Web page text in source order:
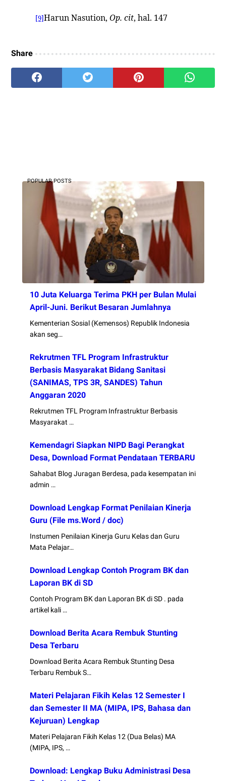
[9]Harun Nasution, Op. cit, hal. 147
Share
POPULAR POSTS
10 Juta Keluarga Terima PKH per Bulan Mulai
April-Juni. Berikut Besaran Jumlahnya
Kementerian Sosial (Kemensos) Republik Indonesia
akan seg…
Rekrutmen TFL Program Infrastruktur
Berbasis Masyarakat Bidang Sanitasi
(SANIMAS, TPS 3R, SANDES) Tahun
Anggaran 2020
Rekrutmen TFL Program Infrastruktur Berbasis
Masyarakat …
Kemendagri Siapkan NIPD Bagi Perangkat
Desa, Download Format Pendataan TERBARU
Sahabat Blog Juragan Berdesa, pada kesempatan ini
admin …
Download Lengkap Format Penilaian Kinerja
Guru (File ms.Word / doc)
Instumen Penilaian Kinerja Guru Kelas dan Guru
Mata Pelajar…
Download Lengkap Contoh Program BK dan
Laporan BK di SD
Contoh Program BK dan Laporan BK di SD . pada
artikel kali …
Download Berita Acara Rembuk Stunting
Desa Terbaru
Download Berita Acara Rembuk Stunting Desa
Terbaru Rembuk S…
Materi Pelajaran Fikih Kelas 12 Semester I
dan Semester II MA (MIPA, IPS, Bahasa dan
Kejuruan) Lengkap
Materi Pelajaran Fikih Kelas 12 (Dua Belas) MA
(MIPA, IPS, …
Download: Lengkap Buku Administrasi Desa